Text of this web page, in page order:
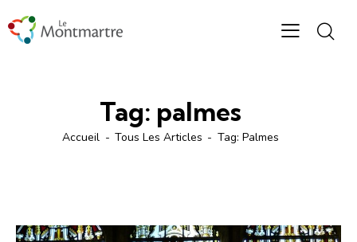
Tag: palmes
Accueil Tous Les Articles Tag: Palmes